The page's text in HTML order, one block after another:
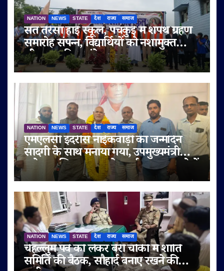
NATION NEWS STATE देश राज्य समाज
संत तेरेसा हाई स्कूल, पंचकुई में शपथ ग्रहण
समारोह संपन्न, विद्यार्थियों को नशामुक्त
जीवन का दिया संदेश
NATION NEWS STATE देश राज्य समाज
एमएलसी इदरीस नाईकवाड़ी का जन्मदिन
सादगी के साथ मनाया गया, उपमुख्यमंत्री
सुनेत्रा अजित पवार समेत कई गणमान्य लोगों
ने दी शुभकामनाएं
NATION NEWS STATE देश राज्य समाज
चेहल्लुम पर्व को लेकर बेरी चौकी में शांति
समिति की बैठक, सौहार्द बनाए रखने की